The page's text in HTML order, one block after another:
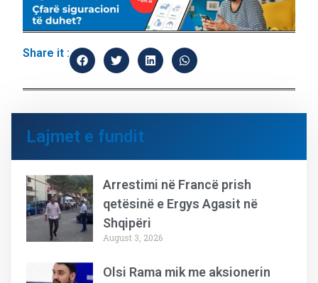
Share it :
Lajmet e fundit
Arrestimi në Francë prish
qetësinë e Ergys Agasit në
Shqipëri
August 3, 2026
Olsi Rama mik me aksionerin